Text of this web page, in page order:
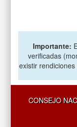
Importante:
verificadas
existir
CONSEJO